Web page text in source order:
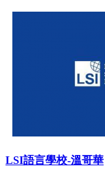
LSI語言學校-溫哥華